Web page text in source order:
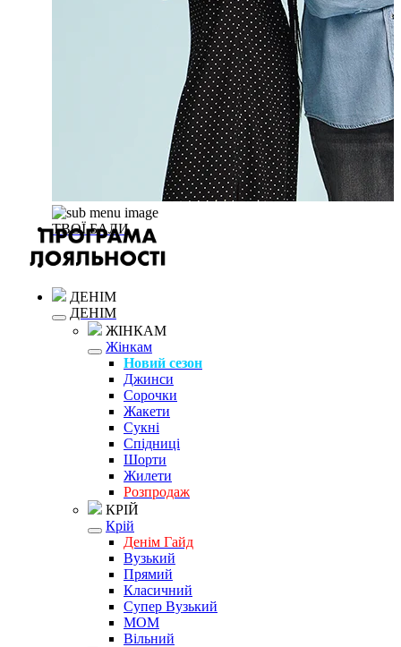
ТВОЇ БАЛИ
ДЕНІМ
ДЕНІМ
ЖІНКАМ
Жінкам
Новий сезон
Джинси
Сорочки
Жакети
Сукні
Спідниці
Шорти
Жилети
Розпродаж
КРІЙ
Крій
Денім Гайд
Вузький
Прямий
Класичний
Супер Вузький
MOM
Вільний